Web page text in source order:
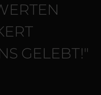
GELEBT!"